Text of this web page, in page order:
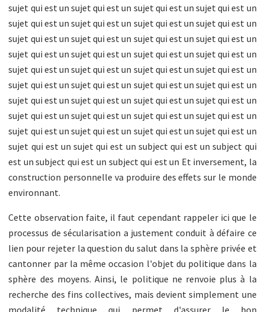
Cette observation faite, il faut cependant rappeler ici que le
processus de sécularisation a justement conduit à défaire ce
lien pour rejeter la question du salut dans la sphère privée et
cantonner par la même occasion l'objet du politique dans la
sphère des moyens. Ainsi, le politique ne renvoie plus à la
recherche des fins collectives, mais devient simplement une
modalité technique qui permet d'assurer le bon